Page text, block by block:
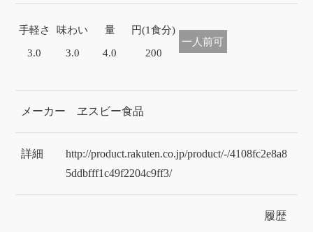
手軽さ
3.0
味わい
3.0
量
4.0
円(1食分)
200
一人前可
メーカー ヱスビー食品
詳細
http://product.rakuten.co.jp/product/-/4108fc2e8a8
5ddbfff1c49f2204c9ff3/
履歴